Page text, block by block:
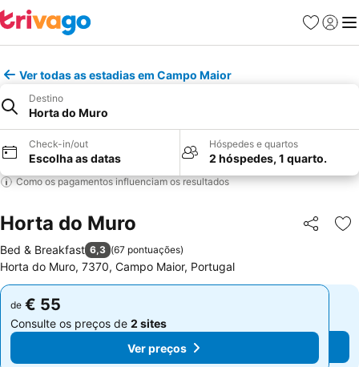
Favoritos
Iniciar
Ver todas as estadias em Campo Maior
Destino
Horta do Muro
Check-in/out
Escolha as datas
Hóspedes e quartos
2 hóspedes, 1 quarto.
Como os pagamentos influenciam os resultados
Horta do Muro Partilhar
Bed & Breakfast 6,3 (67 pontuações)
Horta do Muro, 7370, Campo Maior, Portugal
de € 55
Consulte os preços de 2 sites
Ver preços
de € 55
Consulte os preços de 2 sites
Ver preços